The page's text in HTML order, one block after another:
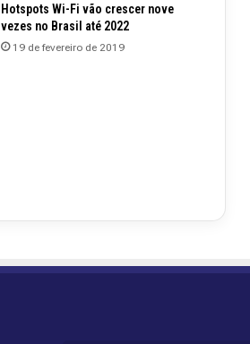
Hotspots Wi-Fi vão crescer nove
vezes no Brasil até 2022
19 de fevereiro de 2019